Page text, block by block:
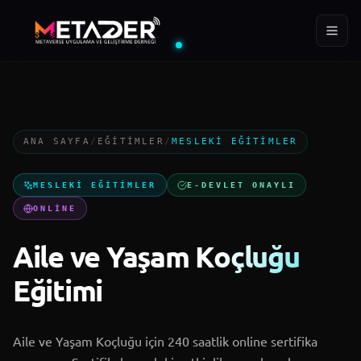
Ana Sayfa
Kurumsal
Projeler
MTD Akademi
ANA SAYFA / EĞITIMLER /MESLEKI EĞITIMLER
MESLEKI EĞITIMLER E-DEVLET ONAYLI
ONLINE
Aile ve Yaşam Koçluğu
Eğitimi
Aile ve Yaşam Koçluğu için 240 saatlik online sertifika